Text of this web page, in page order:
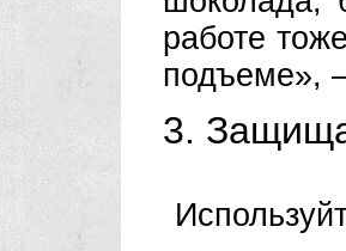
работе
подъеме»,
3.